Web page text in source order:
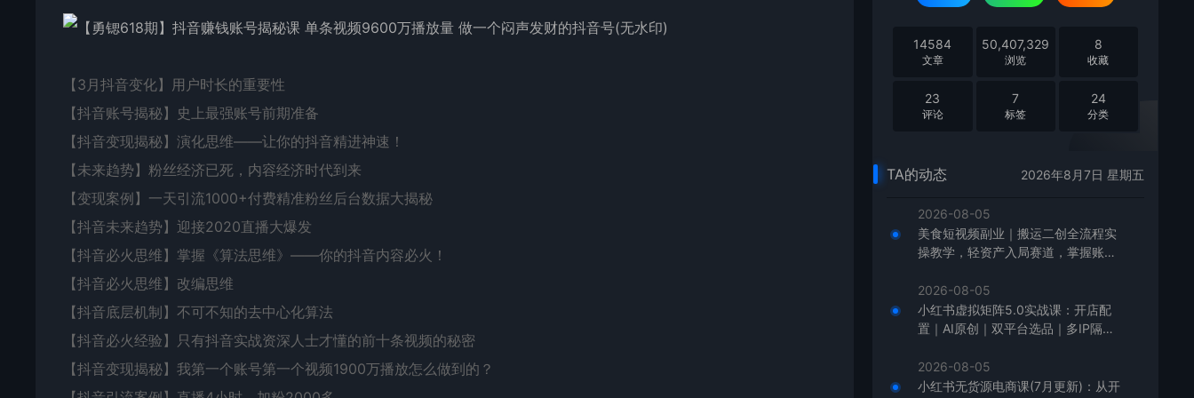
【3月抖音变化】用户时长的重要性
【抖音账号揭秘】史上最强账号前期准备
【抖音变现揭秘】演化思维——让你的抖音精进神速！
【未来趋势】粉丝经济已死，内容经济时代到来
【变现案例】一天引流1000+付费精准粉丝后台数据大揭秘
【抖音未来趋势】迎接2020直播大爆发
【抖音必火思维】掌握《算法思维》——你的抖音内容必火！
【抖音必火思维】改编思维
【抖音底层机制】不可不知的去中心化算法
【抖音必火经验】只有抖音实战资深人士才懂的前十条视频的秘密
【抖音变现揭秘】我第一个账号第一个视频1900万播放怎么做到的？
14584
文章
50,407,329
浏览
8
收藏
23
评论
7
标签
24
分类
TA的动态 2026年8月7日 星期五
2026-08-05
美食短视频副业｜搬运二创全流程实
操教学，轻资产入局赛道，掌握账号
2026-08-05
小红书虚拟矩阵5.0实战课：开店配
置｜AI原创｜双平台选品｜多IP隔离
2026-08-05
小红书无货源电商课(7月更新)：从开